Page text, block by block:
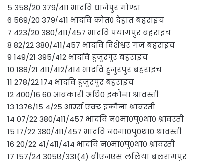
5 358/20 379/411 भादवि धानेपुर गोण्डा
6 569/20 379/411 भादवि कोत0 देहात बहराइच
7 423/20 380/411/457 भादवि पयागपुर बहराइच
8 82/22 380/411/457 भादवि विशेश्वर गंज बहराइच
9 149/21 395/412 भादवि हुजुरपुर बहराइच
10 188/21 411/412/414 भादवि हुजुरपुर बहराइच
11 278/22 174 भादवि हुजुरपुर बहराइच
12 400/16 60 आबकारी अधि0 इकौना श्रावस्ती
13 1376/15 4/25 आर्म्स एक्ट इकौना श्रावस्ती
14 07/22 380/411/457 भादवि न0मा0पु0था0 श्रावस्ती
15 17/22 380/411/457 भादवि न0मा0पु0था0 श्रावस्ती
16 20/22 41/411/414 भादवि न0मा0पु0था0 श्रावस्ती
17 157/24 305ए/331(4) बीएनएस ललिया बलरामपुर